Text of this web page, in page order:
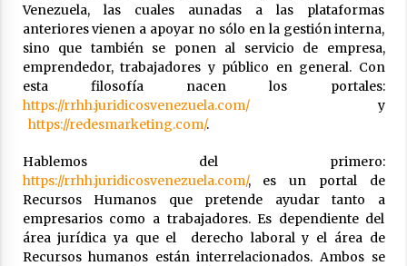
Venezuela, las cuales aunadas a las plataformas
anteriores vienen a apoyar no sólo en la gestión interna,
sino que también se ponen al servicio de empresa,
emprendedor, trabajadores y público en general. Con
esta filosofía nacen los portales:
https://rrhh.juridicosvenezuela.com/y
https://redesmarketing.com/.
Hablemos del primero:
https://rrhh.juridicosvenezuela.com/, es un portal de
Recursos Humanos que pretende ayudar tanto a
empresarios como a trabajadores. Es dependiente del
área jurídica ya que el derecho laboral y el área de
Recursos humanos están interrelacionados. Ambos se